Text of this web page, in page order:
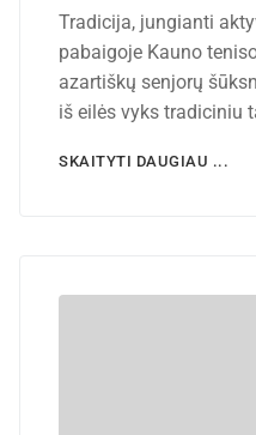
Tradicija, jungianti
pabaigoje Kauno
azartiškų senjorų
iš eilės vyks tradiciniu
SKAITYTI DAUGIAU ...